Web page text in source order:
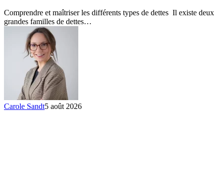
types
de
Comprendre et maîtriser les différents types de dettes Il existe deux
grandes familles de dettes…
Carole Sandt5 août 2026